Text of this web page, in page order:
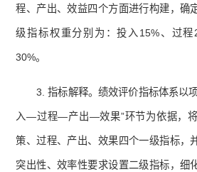
程、产出、效益四个方面进行构建，确
级指标权重分别为：投入15%、过程
30%。
3. 指标解释。绩效评价指标体系以
入—过程—产出—效果”环节为依据，
策、过程、产出、效果四个一级指标，
突出性、效率性要求设置二级指标，细